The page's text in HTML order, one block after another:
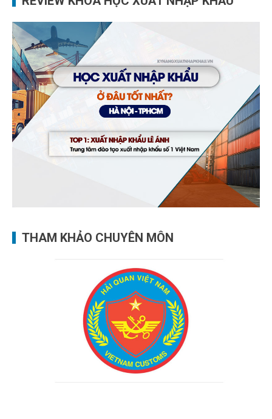
THAM KHẢO CHUYÊN MÔN